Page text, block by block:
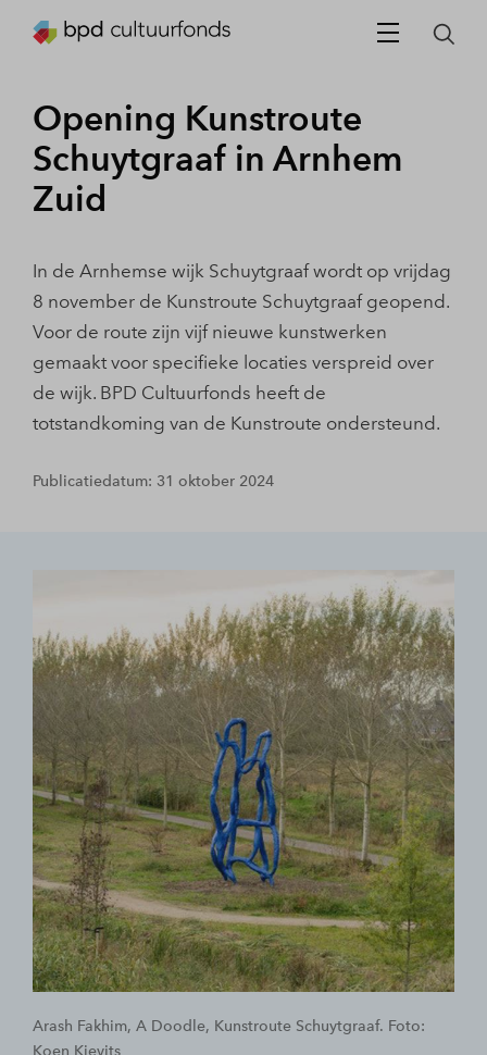
Opening Kunstroute
Schuytgraaf in Arnhem
Zuid
In de Arnhemse wijk Schuytgraaf wordt op vrijdag
8 november de Kunstroute Schuytgraaf geopend.
Voor de route zijn vijf nieuwe kunstwerken
gemaakt voor specifieke locaties verspreid over
de wijk. BPD Cultuurfonds heeft de
totstandkoming van de Kunstroute ondersteund.
Publicatiedatum: 31 oktober 2024
Arash Fakhim, A Doodle, Kunstroute Schuytgraaf. Foto:
Koen Kievits